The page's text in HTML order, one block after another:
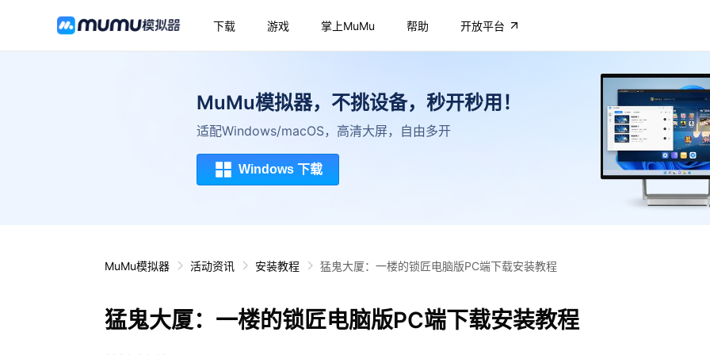
下载 游戏 掌上MuMu 帮助 开放平台
MuMu模拟器，不挑设备，秒开秒用！
适配Windows/macOS，高清大屏，自由多开
Windows 下载
MuMu模拟器 活动资讯 安装教程 猛鬼大厦：一楼的锁匠电脑版PC端下载安装教程
猛鬼大厦：一楼的锁匠电脑版PC端下载安装教程